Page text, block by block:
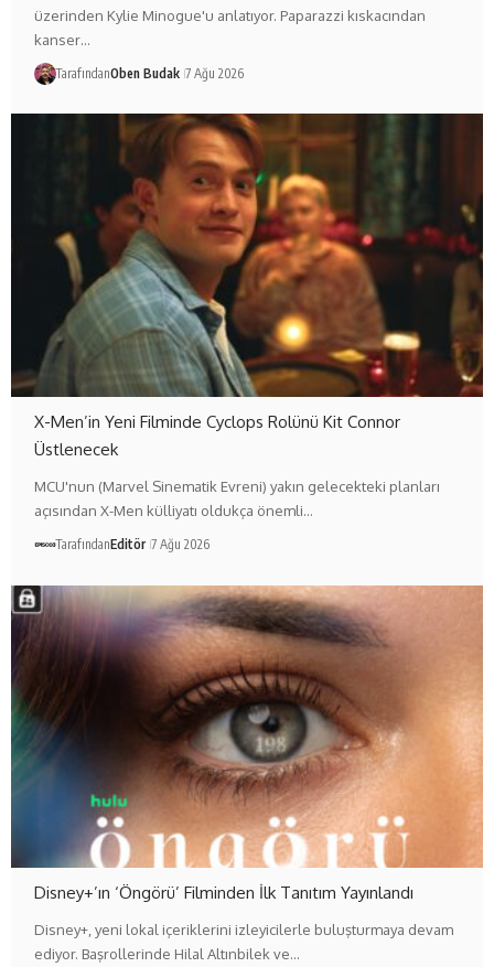
üzerinden Kylie Minogue'u anlatıyor. Paparazzi kıskacından
kanser…
TarafındanOben Budak 7 Ağu 2026
X-Men’in Yeni Filminde Cyclops Rolünü Kit Connor
Üstlenecek
MCU'nun (Marvel Sinematik Evreni) yakın gelecekteki planları
açısından X-Men külliyatı oldukça önemli…
TarafındanEditör 7 Ağu 2026
Disney+’ın ‘Öngörü’ Filminden İlk Tanıtım Yayınlandı
Disney+, yeni lokal içeriklerini izleyicilerle buluşturmaya devam
ediyor. Başrollerinde Hilal Altınbilek ve…